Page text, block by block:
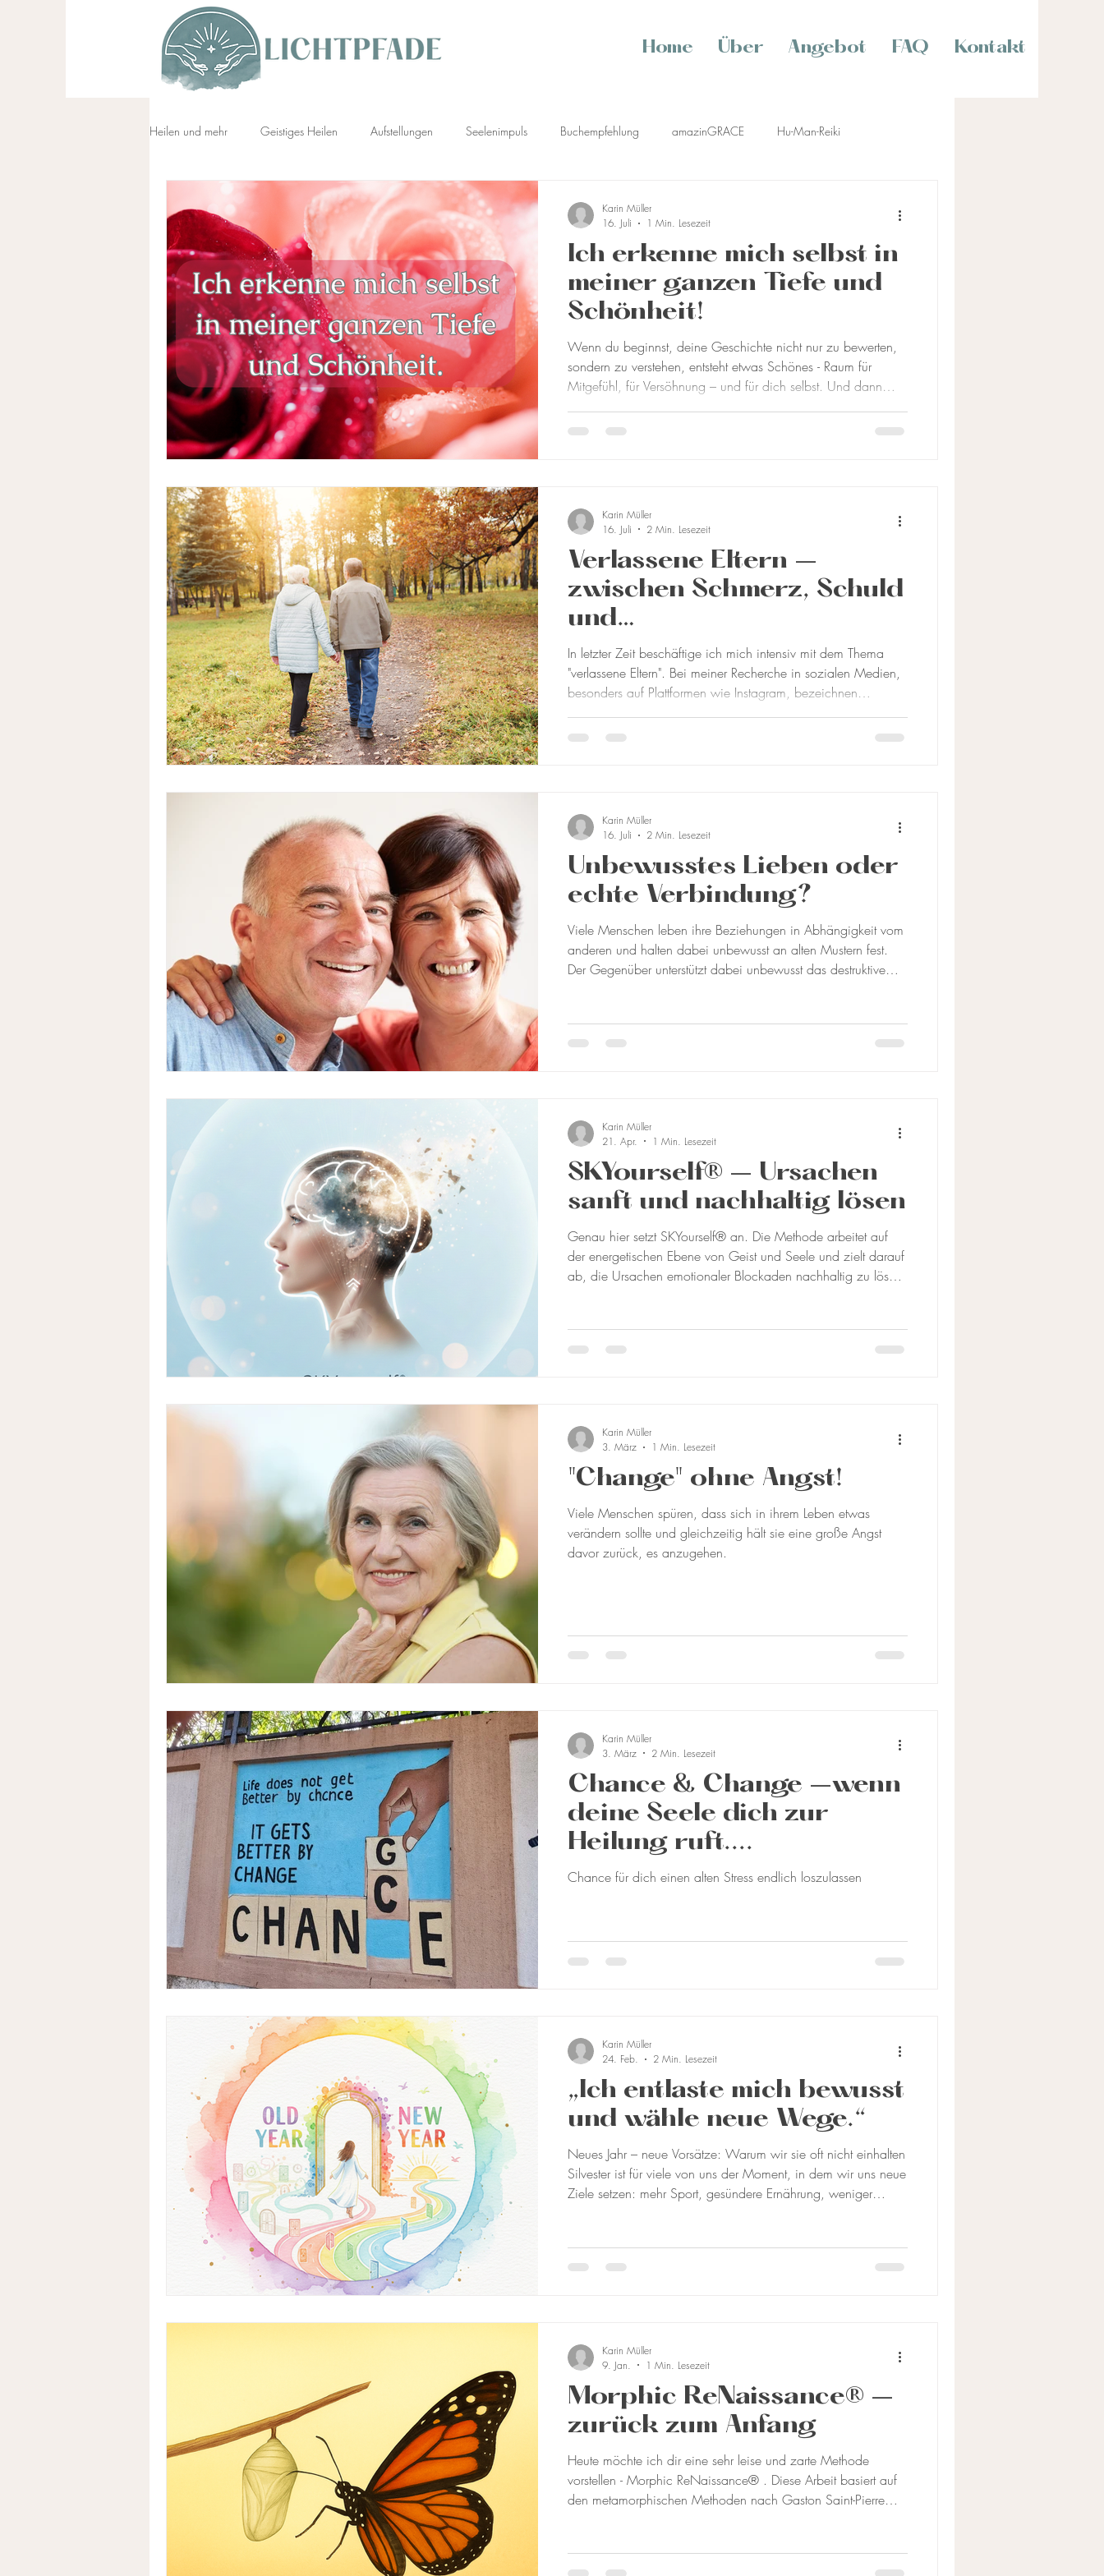
Home Über Angebot FAQ Kontakt
Heilen und mehr Geistiges Heilen Aufstellungen Seelenimpuls Buchempfehlung amazinGRACE Hu-Man-Reiki
Auralogie
Ich erkenne mich selbst in
meiner ganzen Tiefe und
Schönheit!
Wenn du beginnst, deine Geschichte nicht nur zu bewerten,
sondern zu verstehen, entsteht etwas Schönes - Raum für
Mitgefühl, für Versöhnung – und für dich selbst. Und dann
wird sichtbar und du findest inneren Frieden.
Karin Müller
16. Juli
1 Min. Lesezeit
Verlassene Eltern –
zwischen Schmerz, Schuld
und
generationsübergreifende
n Wunden
In letzter Zeit beschäftige ich mich intensiv mit dem Thema
"verlassene Eltern". Bei meiner Recherche in sozialen Medien,
besonders auf Plattformen wie Instagram, bezeichnen
Was dabei auffällt: Die Perspektive der Eltern ist kaum
was ist
Karin Müller
16. Juli
2 Min. Lesezeit
Unbewusstes Lieben oder
echte Verbindung?
Viele Menschen leben ihre Beziehungen in Abhängigkeit vom
anderen und halten dabei unbewusst an alten Mustern fest.
Der Gegenüber unterstützt dabei unbewusst das destruktive
eigenes Wohlbefinden vom Verhalten anderer abhängig
machen – durch Kontrolle, Anpassung oder der Suche nach
Karin Müller
16. Juli
2 Min. Lesezeit
SKYourself® – Ursachen
sanft und nachhaltig lösen
Genau hier setzt SKYourself® an. Die Methode arbeitet auf
der energetischen Ebene von Geist und Seele und zielt darauf
ab, die Ursachen emotionaler Blockaden nachhaltig zu lösen.
einem geschützten Rahmen begleite ich dich durch einen
tiefen Lösungsprozess – ohne die belastenden Erfahrungen
Karin Müller
21. Apr.
1 Min. Lesezeit
"Change" ohne Angst!
Viele Menschen spüren, dass sich in ihrem Leben etwas
verändern sollte und gleichzeitig hält sie eine große Angst
davor zurück, es anzugehen.
Karin Müller
3. März
1 Min. Lesezeit
Chance & Change –wenn
deine Seele dich zur
Heilung ruft....
Chance für dich einen alten Stress endlich loszulassen
Karin Müller
3. März
2 Min. Lesezeit
„Ich entlaste mich bewusst
und wähle neue Wege.“
Neues Jahr – neue Vorsätze: Warum wir sie oft nicht einhalten
Silvester ist für viele von uns der Moment, in dem wir uns neue
Ziele setzen: mehr Sport, gesündere Ernährung, weniger
Wochen wieder aufgeben. Die Frage ist: Warum schaffen wir
es nicht, unsere Vorsätze durchzuhalten? Oft liegt es daran,
Karin Müller
24. Feb.
2 Min. Lesezeit
Morphic ReNaissance® –
zurück zum Anfang
Heute möchte ich dir eine sehr leise und zarte Methode
vorstellen - Morphic ReNaissance® . Diese Arbeit basiert auf
den metamorphischen Methoden nach Gaston Saint-Pierre
eindrucksvoll, wie frühe Prägungen – bereits aus der Zeit
Karin Müller
9. Jan.
1 Min. Lesezeit